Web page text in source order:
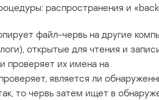
распространения и
файл-червь на другие
открытые для чтения и
проверяет их имена на
является ли
то червь затем ищет в